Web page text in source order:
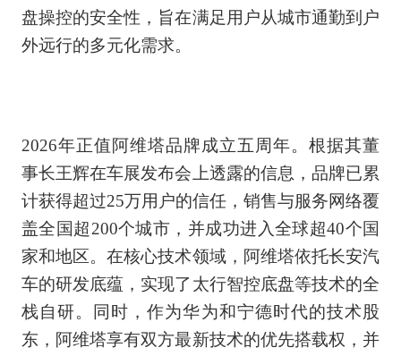
盘操控的安全性，旨在满足用户从城市通勤到户
外远行的多元化需求。
2026年正值阿维塔品牌成立五周年。根据其董
事长王辉在车展发布会上透露的信息，品牌已累
计获得超过25万用户的信任，销售与服务网络覆
盖全国超200个城市，并成功进入全球超40个国
家和地区。在核心技术领域，阿维塔依托长安汽
车的研发底蕴，实现了太行智控底盘等技术的全
栈自研。同时，作为华为和宁德时代的技术股
东，阿维塔享有双方最新技术的优先搭载权，并